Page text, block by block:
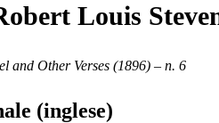
Louis
and Other Verses (1896) – n. 6
(inglese)